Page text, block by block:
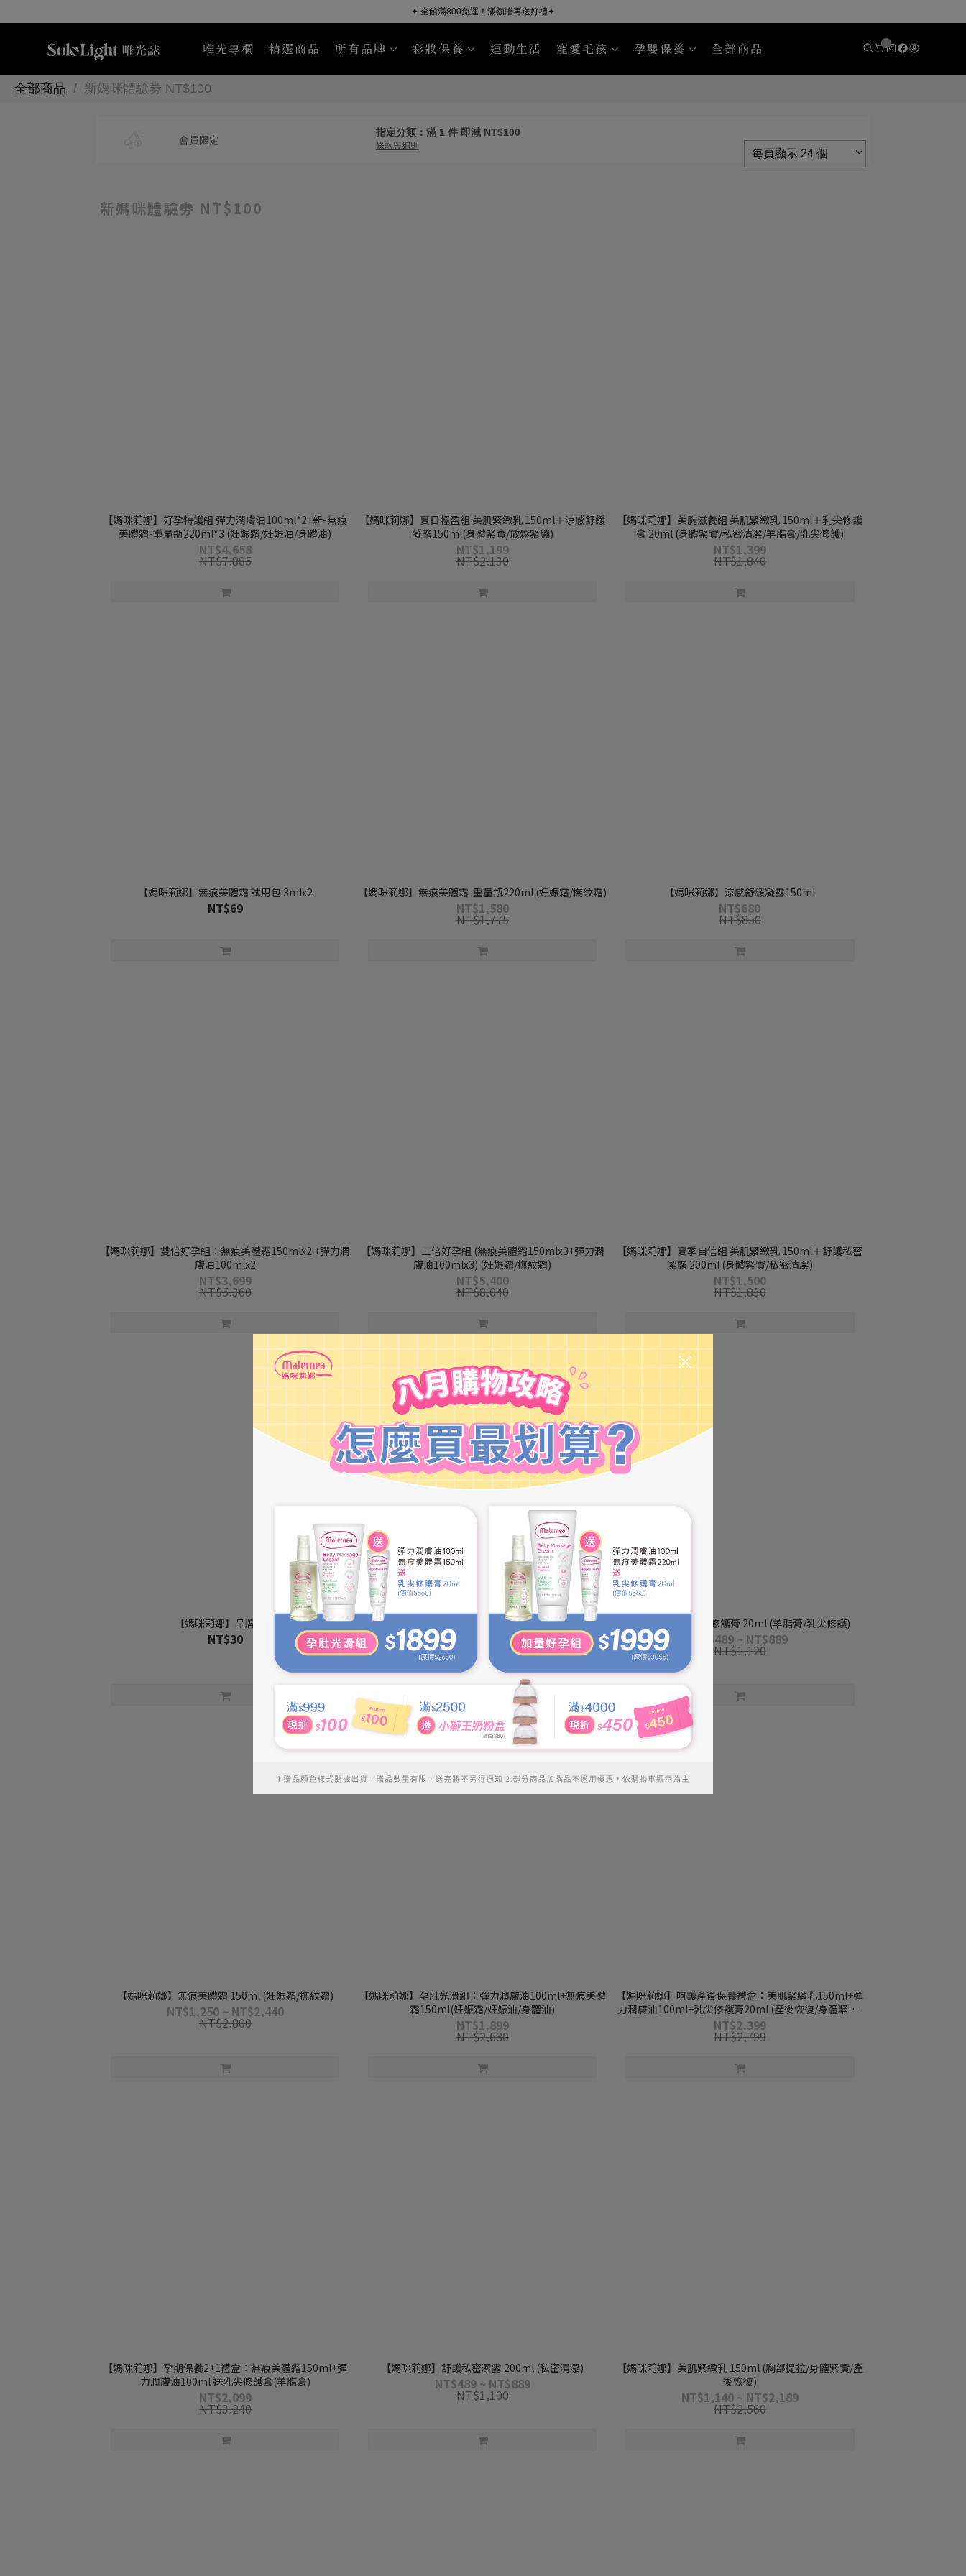
✦ 全館滿800免運！滿額贈再送好禮✦
唯光專欄 精選商品 所有品牌
Maternea 媽咪莉娜
彩妝保養 運動生活 寵愛毛孩 孕嬰保養 全部商品
全部商品 新媽咪體驗劵 NT$100
會員限定
指定分類：滿 1 件 即減 NT$100
條款與細則
新媽咪體驗劵 NT$100
每頁顯示 24 個
【媽咪莉娜】好孕特護組 彈力潤膚油100ml*2+新-無痕
美體霜-重量瓶220ml*3 (妊娠霜/妊娠油/身體油)
NT$4,658
NT$7,885
【媽咪莉娜】夏日輕盈組 美肌緊緻乳 150ml＋涼感舒緩
凝露150ml(身體緊實/放鬆緊繃)
NT$1,199
NT$2,130
【媽咪莉娜】美胸滋養組 美肌緊緻乳 150ml＋乳尖修護
膏 20ml (身體緊實/私密清潔/羊脂膏/乳尖修護)
NT$1,399
NT$1,840
【媽咪莉娜】無痕美體霜 試用包 3mlx2
NT$69
【媽咪莉娜】無痕美體霜-重量瓶220ml (妊娠霜/撫紋霜)
NT$1,580
NT$1,775
【媽咪莉娜】涼感舒緩凝露150ml
NT$680
NT$850
【媽咪莉娜】雙倍好孕組：無痕美體霜150mlx2 +彈力潤
膚油100mlx2
NT$3,699
NT$5,360
【媽咪莉娜】三倍好孕組 (無痕美體霜150mlx3+彈力潤
膚油100mlx3) (妊娠霜/撫紋霜)
NT$5,400
NT$8,040
【媽咪莉娜】夏季自信組 美肌緊緻乳 150ml＋舒護私密
潔露 200ml (身體緊實/私密清潔)
NT$1,500
NT$1,830
【媽咪莉娜】品牌紙袋
NT$30
【媽咪莉娜】加量好孕組 無痕美體霜-重量瓶220ml +彈
力潤膚油100ml (妊娠霜/妊娠油/身體油)
NT$1,999
NT$3,055
【媽咪莉娜】乳尖修護膏 20ml (羊脂膏/乳尖修護)
NT$489 ~ NT$889
NT$1,120
【媽咪莉娜】無痕美體霜 150ml (妊娠霜/撫紋霜)
NT$1,250 ~ NT$2,440
NT$2,800
【媽咪莉娜】孕肚光滑組：彈力潤膚油100ml+無痕美體
霜150ml(妊娠霜/妊娠油/身體油)
NT$1,899
NT$2,680
【媽咪莉娜】呵護產後保養禮盒：美肌緊緻乳150ml+彈
力潤膚油100ml+乳尖修護膏20ml (產後恢復/身體緊實/
乳尖修護/身體油)
NT$2,399
NT$2,799
【媽咪莉娜】孕期保養2+1禮盒：無痕美體霜150ml+彈
力潤膚油100ml 送乳尖修護膏(羊脂膏)
NT$2,099
NT$3,240
【媽咪莉娜】舒護私密潔露 200ml (私密清潔)
NT$489 ~ NT$889
NT$1,100
【媽咪莉娜】美肌緊緻乳 150ml (胸部提拉/身體緊實/產
後恢復)
NT$1,140 ~ NT$2,189
NT$2,560